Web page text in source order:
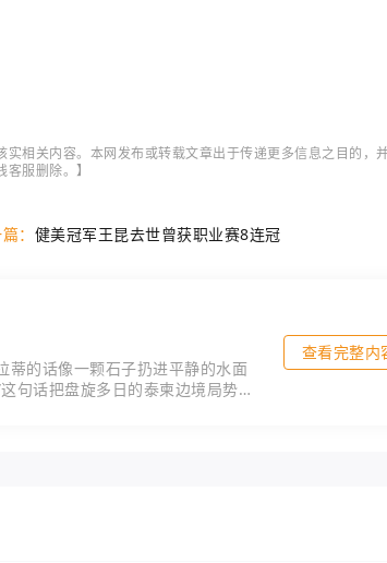
相关内容。本网发布或转载文章出于传递更多信息之目的，
服删除。】
： 健美冠军王昆去世曾获职业赛8连冠
蒂的话像一颗石子扔进平静的水面
句话把盘旋多日的泰柬边境局势，
查看完整内